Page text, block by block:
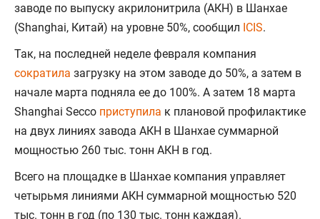
заводе по выпуску акрилонитрила (АКН) в Шанхае
(Shanghai, Китай) на уровне 50%, сообщил ICIS.
Так, на последней неделе февраля компания
сократила загрузку на этом заводе до 50%, а затем в
начале марта подняла ее до 100%. А затем 18 марта
Shanghai Secco приступила к плановой профилактике
на двух линиях завода АКН в Шанхае суммарной
мощностью 260 тыс. тонн АКН в год.
Всего на площадке в Шанхае компания управляет
четырьмя линиями АКН суммарной мощностью 520
тыс. тонн в год (по 130 тыс. тонн каждая).